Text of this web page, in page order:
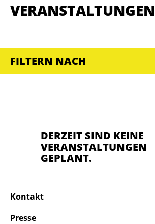
VERANSTALTUNGEN
FILTERN NACH
DERZEIT SIND KEINE
VERANSTALTUNGEN
GEPLANT.
Kontakt
Presse